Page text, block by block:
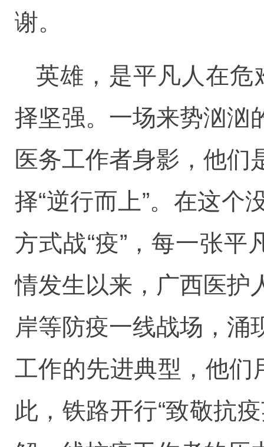
谢。
英雄，是平凡人在
择坚强。一场来势汹汹
医务工作者身影，他
择“逆行而上”。在这个
方式战“疫”，每一张平
情发生以来，广西医护
岸等防疫一线战场，涌
工作的先进典型，他们
此，铁路开行“致敬抗